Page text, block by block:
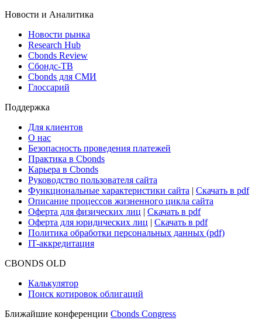
Новости и Аналитика
Новости рынка
Research Hub
Cbonds Review
Сбондс-ТВ
Cbonds для СМИ
Глоссарий
Поддержка
Для клиентов
О нас
Безопасность проведения платежей
Практика в Cbonds
Карьера в Cbonds
Руководство пользователя сайта
Функциональные характеристики сайта | Скачать в pdf
Описание процессов жизненного цикла сайта
Оферта для физических лиц | Скачать в pdf
Оферта для юридических лиц | Скачать в pdf
Политика обработки персональных данных (pdf)
IT-аккредитация
CBONDS OLD
Калькулятор
Поиск котировок облигаций
Ближайшие конференции Cbonds Congress